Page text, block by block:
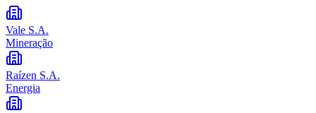
Vale S.A.
Mineração
Raízen S.A.
Energia